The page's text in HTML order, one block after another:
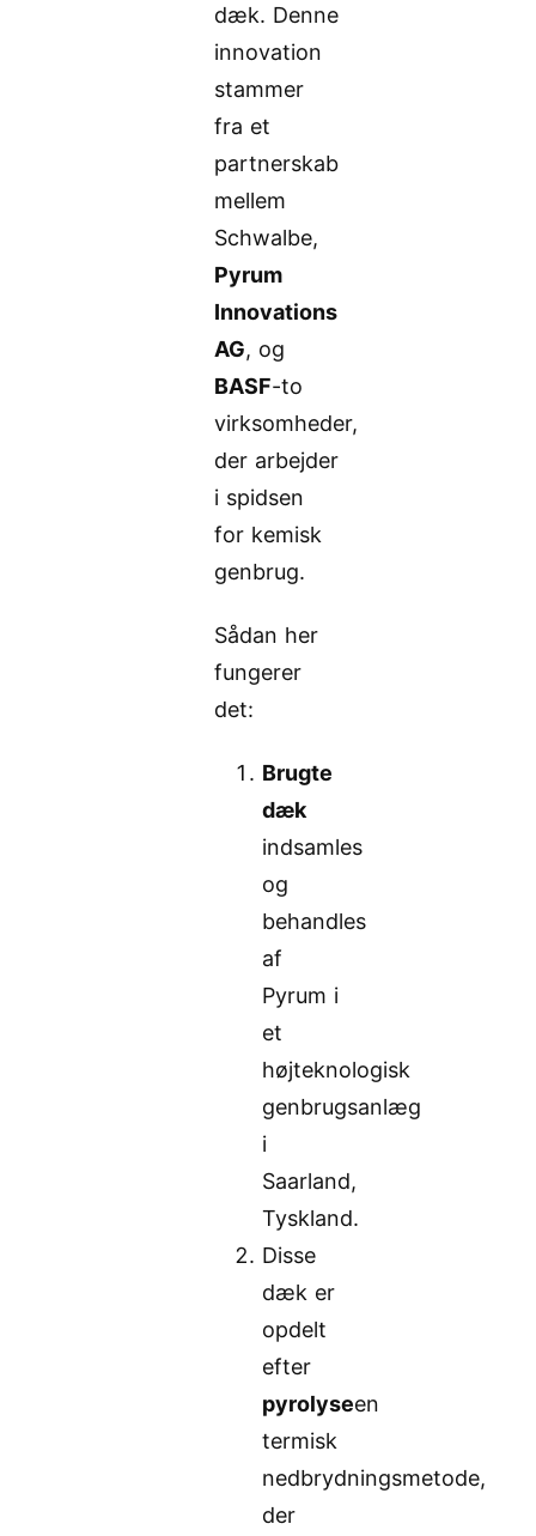
dæk. Denne
innovation
stammer
fra et
partnerskab
mellem
Schwalbe,
Pyrum
Innovations
AG, og
BASF-to
virksomheder,
der arbejder
i spidsen
for kemisk
genbrug.
Sådan her
fungerer
det:
Brugte
dæk
indsamles
og
behandles
af
Pyrum i
et
højteknologisk
genbrugsanlæg
i
Saarland,
Tyskland.
Disse
dæk er
opdelt
efter
pyrolyseen
termisk
nedbrydningsmetode,
der